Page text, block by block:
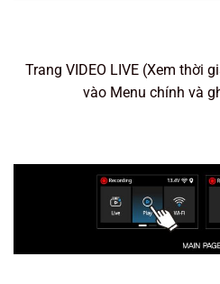
Trang VIDEO LIVE (Xem thời
vào Menu chính và